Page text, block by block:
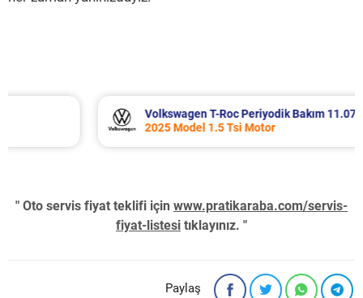
Volkswagen T-Roc Periyodik Bakım 11.071 TL
2025 Model 1.5 Tsi Motor
" Oto servis fiyat teklifi için www.pratikaraba.com/servis-
fiyat-listesi tıklayınız. "
Paylaş